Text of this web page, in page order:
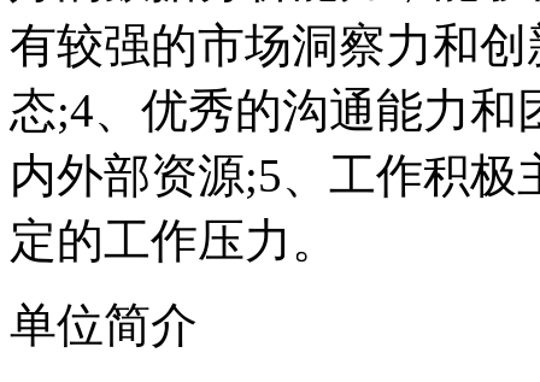
有较强的市场洞察力和
态;4、优秀的沟通能力
内外部资源;5、工作积
定的工作压力。
单位简介